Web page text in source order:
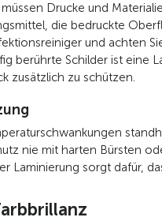
Drucke und
die bedruckte
und achten
berührte Schilder ist eine
zusätzlich zu schützen.
nie mit harten Bürsten
Laminierung sorgt dafür,